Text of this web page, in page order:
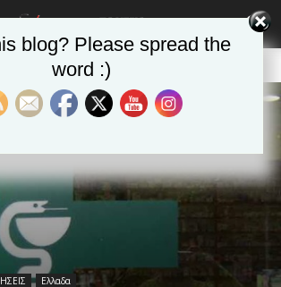
Ελλαδα
blog? Please spread the
word :)